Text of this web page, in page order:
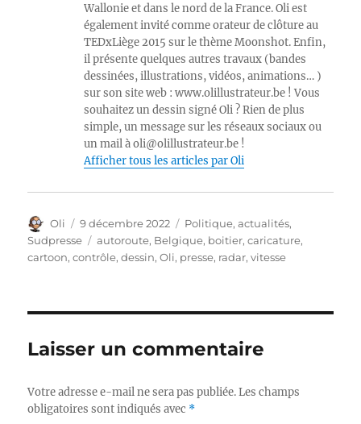
Wallonie et dans le nord de la France. Oli est
également invité comme orateur de clôture au
TEDxLiège 2015 sur le thème Moonshot. Enfin,
il présente quelques autres travaux (bandes
dessinées, illustrations, vidéos, animations… )
sur son site web : www.olillustrateur.be ! Vous
souhaitez un dessin signé Oli ? Rien de plus
simple, un message sur les réseaux sociaux ou
un mail à oli@olillustrateur.be !
Afficher tous les articles par Oli
Auteur
Oli
Publié
le
9 décembre 2022 Catégories
Politique, actualités,
Sudpresse
Étiquettes
autoroute, Belgique, boitier,caricature,
cartoon,contrôle,dessin,Oli, presse, radar,vitesse
Laisser un commentaire
Votre adresse e-mail ne sera pas publiée. Les champs
obligatoires sont indiqués avec *